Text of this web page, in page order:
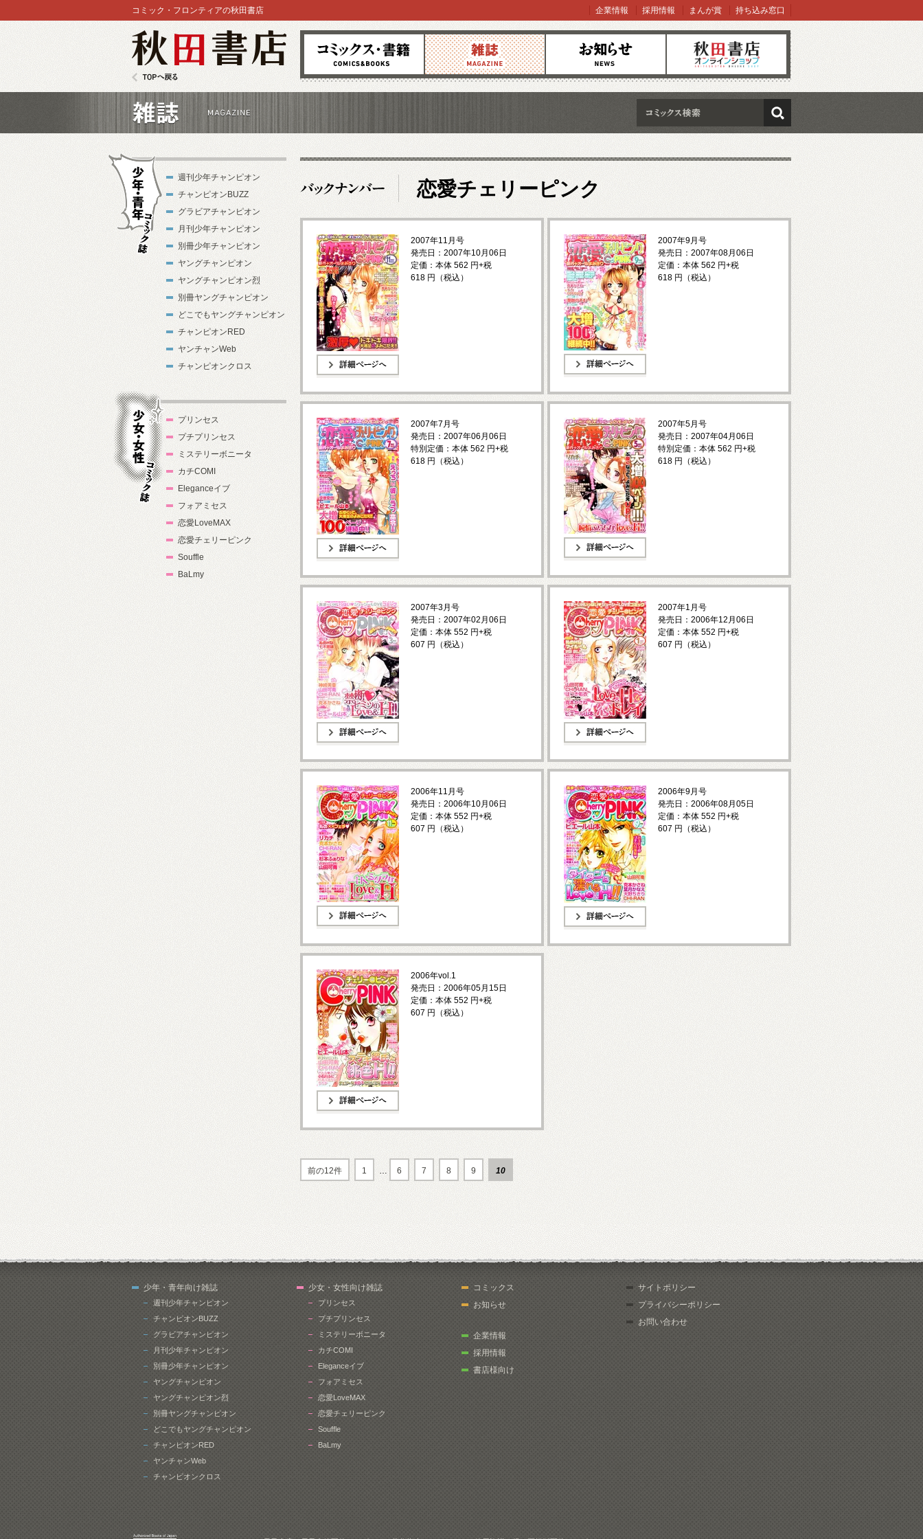
コミックス 雑誌 お知らせ オンラインショップ
コミック・フロンティアの秋田書店 企業情報 採用情報 まんが賞 持ち込み窓口
検索
恋愛チェリーピンク
2007年11月号
発売日：2007年10月06日
定価：本体 562 円+税
618 円（税込）
2007年9月号
発売日：2007年08月06日
定価：本体 562 円+税
618 円（税込）
2007年7月号
発売日：2007年06月06日
特別定価：本体 562 円+税
618 円（税込）
2007年5月号
発売日：2007年04月06日
特別定価：本体 562 円+税
618 円（税込）
2007年3月号
発売日：2007年02月06日
定価：本体 552 円+税
607 円（税込）
2007年1月号
発売日：2006年12月06日
定価：本体 552 円+税
607 円（税込）
2006年11月号
発売日：2006年10月06日
定価：本体 552 円+税
607 円（税込）
2006年9月号
発売日：2006年08月05日
定価：本体 552 円+税
607 円（税込）
2006年vol.1
発売日：2006年05月15日
定価：本体 552 円+税
607 円（税込）
前の12件 1 … 6 7 8 9 10
週刊少年チャンピオン
チャンピオンBUZZ
グラビアチャンピオン
月刊少年チャンピオン
別冊少年チャンピオン
ヤングチャンピオン
ヤングチャンピオン烈
別冊ヤングチャンピオン
どこでもヤングチャンピオン
チャンピオンRED
ヤンチャンWeb
チャンピオンクロス
プリンセス
プチプリンセス
ミステリーボニータ
カチCOMI
Eleganceイブ
フォアミセス
恋愛LoveMAX
恋愛チェリーピンク
Souffle
BaLmy
少年・青年向け雑誌
週刊少年チャンピオン
チャンピオンBUZZ
グラビアチャンピオン
月刊少年チャンピオン
別冊少年チャンピオン
ヤングチャンピオン
ヤングチャンピオン烈
別冊ヤングチャンピオン
どこでもヤングチャンピオン
チャンピオンRED
ヤンチャンWeb
チャンピオンクロス
少女・女性向け雑誌
プリンセス
プチプリンセス
ミステリーボニータ
カチCOMI
Eleganceイブ
フォアミセス
恋愛LoveMAX
恋愛チェリーピンク
Souffle
BaLmy
コミックス
お知らせ
企業情報
採用情報
書店様向け
サイトポリシー
プライバシーポリシー
お問い合わせ